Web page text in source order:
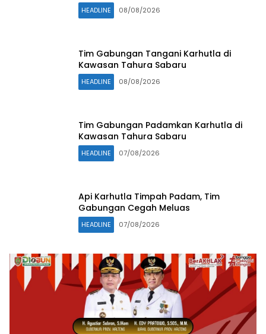
HEADLINE 08/08/2026
Tim Gabungan Tangani Karhutla di
Kawasan Tahura Sabaru
HEADLINE 08/08/2026
Tim Gabungan Padamkan Karhutla di
Kawasan Tahura Sabaru
HEADLINE 07/08/2026
Api Karhutla Timpah Padam, Tim
Gabungan Cegah Meluas
HEADLINE 07/08/2026